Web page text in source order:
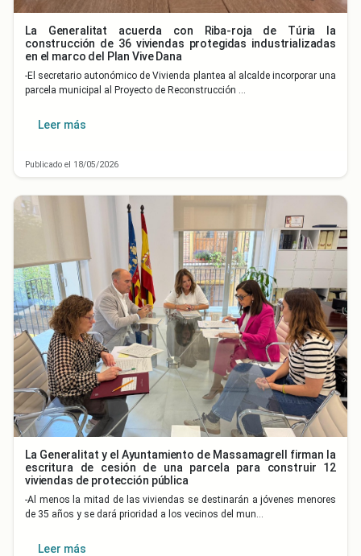
La Generalitat acuerda con Riba-roja de Túria la
construcción de 36 viviendas protegidas industrializadas
en el marco del Plan Vive Dana
-El secretario autonómico de Vivienda plantea al alcalde incorporar una
parcela municipal al Proyecto de Reconstrucción …
Leer más
Publicado el 18/05/2026
La Generalitat y el Ayuntamiento de Massamagrell firman la
escritura de cesión de una parcela para construir 12
viviendas de protección pública
-Al menos la mitad de las viviendas se destinarán a jóvenes menores
de 35 años y se dará prioridad a los vecinos del mun…
Leer más